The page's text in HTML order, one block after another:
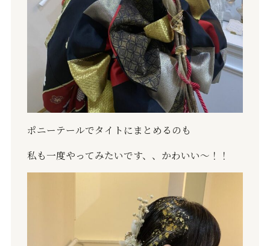
ポニーテールでタイトにまとめるのも
私も一度やってみたいです、、かわいい〜！！